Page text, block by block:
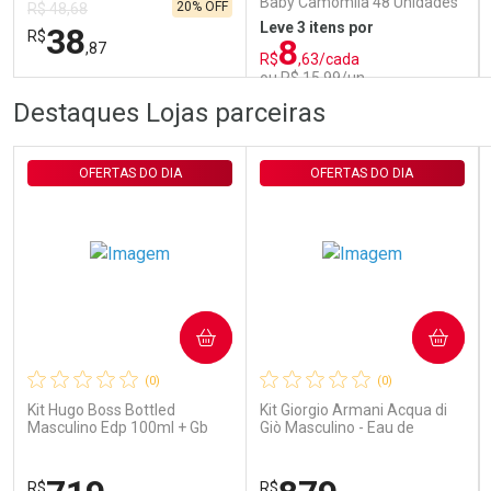
R$ 48,68
R$38,87
20% OFF
FECHAR
Laboratório
Comprar sem Desconto
Por R$ 38,87/cada
FECHAR
Por Menos
Comprar sem Desconto
Por R$ 38,87/cada
Leve 3 itens por
R$8,63/cada
ou R$ 15,99/un
Comprar sem Desconto
Por R$ 15,99/cada
Por Menos
Comprar sem Desconto
Por R$ 15,99/cada
Destaques Lojas parceiras
(0)
Kit Hugo Boss Bottled
Masculino Edp 100ml + Gb
OFERTAS DO DIA
COMPRAR
(0)
Kit Giorgio Armani Acqua di
Giò Masculino - Eau de
OFERTAS DO DIA
COMPRAR